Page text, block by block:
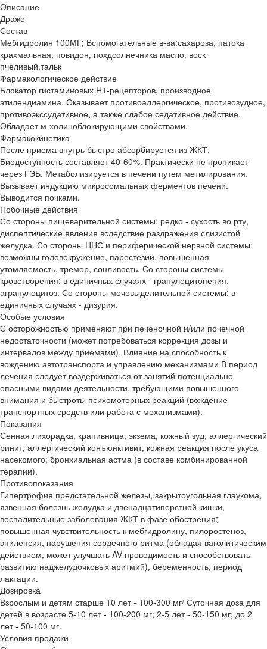
Описание
Драже
Состав
Мебгидролин 100МГ; Вспомогательные в-ва:сахароза, патока
крахмальная, повидон, похдсолнечника масло, воск
пчеливый,тальк
Фармакологическое действие
Блокатор гистаминовых H1-рецепторов, производное
этилендиамина. Оказывает противоаллергическое, противозудное,
противоэкссудативное, а также слабое седативное действие.
Обладает м-холиноблокирующими свойствами.
Фармакокинетика
После приема внутрь быстро абсорбируется из ЖКТ.
Биодоступность составляет 40-60%. Практически не проникает
через ГЭБ. Метаболизируется в печени путем метилирования.
Вызывает индукцию микросомальных ферментов печени.
Выводится почками.
Побочные действия
Со стороны пищеварительной системы: редко - сухость во рту,
диспептические явления вследствие раздражения слизистой
желудка. Со стороны ЦНС и периферической нервной системы:
возможны головокружение, парестезии, повышенная
утомляемость, тремор, сонливость. Со стороны системы
кроветворения: в единичных случаях - гранулоцитопения,
агранулоцитоз. Со стороны мочевыделительной системы: в
единичных случаях - дизурия.
Особые условия
С осторожностью применяют при печеночной и/или почечной
недостаточности (может потребоваться коррекция дозы и
интервалов между приемами). Влияние на способность к
вождению автотранспорта и управлению механизмами В период
лечения следует воздерживаться от занятий потенциально
опасными видами деятельности, требующими повышенного
внимания и быстроты психомоторных реакций (вождение
транспортных средств или работа с механизмами).
Показания
Сенная лихорадка, крапивница, экзема, кожный зуд, аллергический
ринит, аллергический конъюнктивит, кожная реакция после укуса
насекомого; бронхиальная астма (в составе комбинированной
терапии).
Противопоказания
Гипертрофия предстательной железы, закрытоугольная глаукома,
язвенная болезнь желудка и двенадцатиперстной кишки,
воспалительные заболевания ЖКТ в фазе обострения;
повышенная чувствительность к мебгидролину, пилоростеноз,
эпилепсия, нарушения сердечного ритма (обладая ваголитическим
действием, может улучшать AV-проводимость и способствовать
развитию наджелудочковых аритмий), беременность, период
лактации.
Дозировка
Взрослым и детям старше 10 лет - 100-300 мг/ Суточная доза для
детей в возрасте 5-10 лет - 100-200 мг; 2-5 лет - 50-150 мг; до 2
лет - 50-100 мг.
Условия продажи